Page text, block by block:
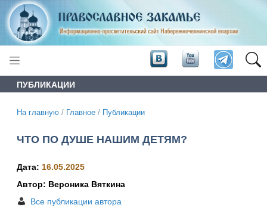
ПУБЛИКАЦИИ
На главную / Главное / Публикации
ЧТО ПО ДУШЕ НАШИМ ДЕТЯМ?
Дата: 16.05.2025
Автор: Вероника Вяткина
Все публикации автора